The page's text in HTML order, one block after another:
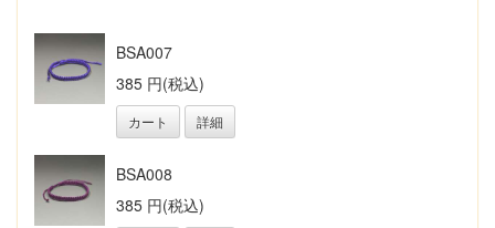
BSA007
385 円(税込)
カート 詳細
BSA008
385 円(税込)